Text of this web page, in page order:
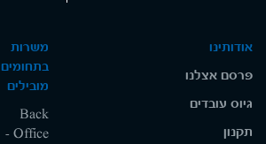
אודותינו
פרסם אצלנו
גיוס עובדים
תקנון
משרות
בתחומים
מובילים
Back
Office -